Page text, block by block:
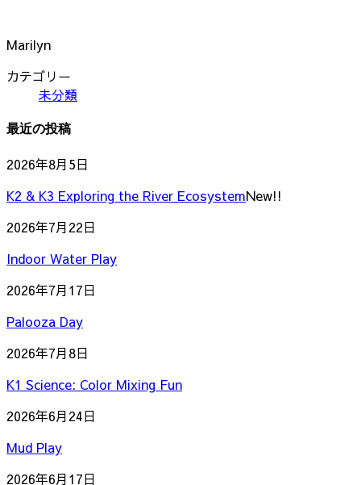
Marilyn
カテゴリー
未分類
最近の投稿
2026年8月5日
K2 & K3 Exploring the River EcosystemNew!!
2026年7月22日
Indoor Water Play
2026年7月17日
Palooza Day
2026年7月8日
K1 Science: Color Mixing Fun
2026年6月24日
Mud Play
2026年6月17日